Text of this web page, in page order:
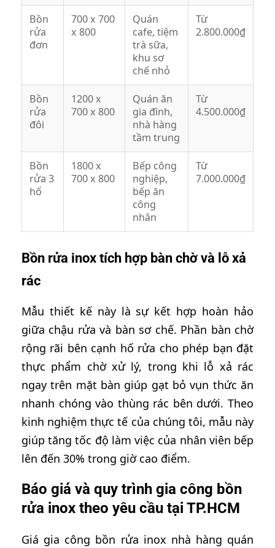
Bồn
rửa
đơn
700 x 700
x 800
Quán
cafe, tiệm
trà sữa,
khu sơ
chế nhỏ
Từ
2.800.000₫
Bồn
rửa
đôi
1200 x
700 x 800
Quán ăn
gia đình,
nhà hàng
tầm trung
Từ
4.500.000₫
Bồn
rửa 3
hố
1800 x
700 x 800
Bếp công
nghiệp,
bếp ăn
công
nhân
Từ
7.000.000₫
Bồn rửa inox tích hợp bàn chờ và lỗ xả
rác
Mẫu thiết kế này là sự kết hợp hoàn hảo
giữa chậu rửa và bàn sơ chế. Phần bàn chờ
rộng rãi bên cạnh hố rửa cho phép bạn đặt
thực phẩm chờ xử lý, trong khi lỗ xả rác
ngay trên mặt bàn giúp gạt bỏ vụn thức ăn
nhanh chóng vào thùng rác bên dưới. Theo
kinh nghiệm thực tế của chúng tôi, mẫu này
giúp tăng tốc độ làm việc của nhân viên bếp
lên đến 30% trong giờ cao điểm.
Báo giá và quy trình gia công bồn
rửa inox theo yêu cầu tại TP.HCM
Giá gia công bồn rửa inox nhà hàng quán